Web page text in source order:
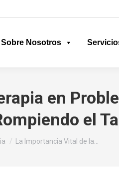
Sobre Nosotros
en
el
La Importancia Vital de la…